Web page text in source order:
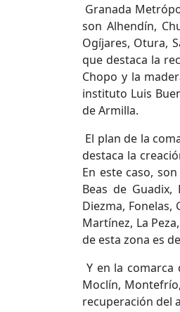
Granada
son Alhendín,
Ogíjares, Otura,
que destaca la
Chopo y la
instituto Luis
de Armilla.
El plan de la
destaca la
En este caso,
Beas de Guadix,
Diezma, Fonelas,
Martínez, La
de esta zona es
Y en la comarca
Moclín,
recuperación del